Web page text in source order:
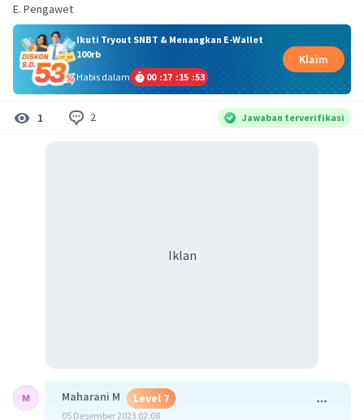
E. Pengawet
Ikuti Tryout SNBT & Menangkan E-Wallet
100rb
Habis dalam
00 :17 :15 :52
Klaim
1 2 Jawaban terverifikasi
Iklan
Maharani M Level 7
05 Desember 2023 02:08